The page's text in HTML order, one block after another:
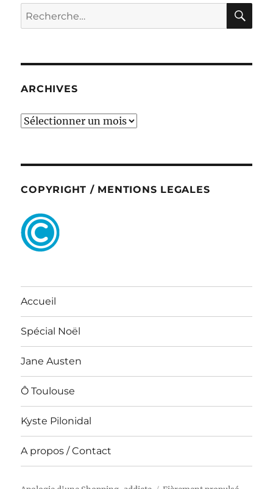
Recherche
pour :
ARCHIVES
ARCHIVES
COPYRIGHT / MENTIONS LEGALES
Accueil
Spécial Noël
Jane Austen
Ô Toulouse
Kyste Pilonidal
A propos / Contact